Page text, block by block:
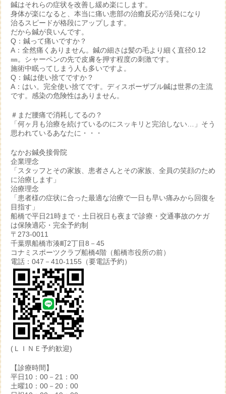
鍼はそれらの症状を改善し緩め楽にします。
身体が楽になると、本当に痛い患部の治癒反応が活発になり
治るスピードが格段にアップします。
だから鍼が良いんです。
Q：鍼って痛いですか？
A：全然痛くありません。鍼の細さは髪の毛より細く直径0.12
㎜。シャーペンの先で皮膚を押す程度の刺激です。
施術中眠ってしまう人も多いですよ。
Q：鍼は使い捨てですか？
A：はい。完全使い捨てです。ディスポーザブル鍼は世界の主流
です。感染の危険性はありません。
＃まだ腰痛で消耗してるの？
「何ヶ月も治療を続けているのにスッキリと完治しない…」そう
思われているあなたに・・・
なかお鍼灸接骨院
企業理念
「スタッフとその家族、患者さんとその家族、全員の笑顔のため
に治療します」
治療理念
「患者様の症状に合った最適な治療で一日も早い痛みから回復を
目指す」
船橋で平日21時まで・土日祝日も夜まで診療・交通事故のケガ
は保険適応・完全予約制
〒273-0011
千葉県船橋市湊町2丁目8－45
コナミスポーツクラブ船橋4階（船橋市役所の前）
電話：047－410-1155（要電話予約）
(ＬＩＮＥ予約歓迎)
【診療時間】
平日10：00－21：00
土曜10：00－20：00